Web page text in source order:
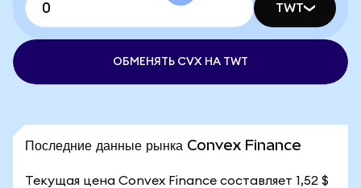
TWT
ОБМЕНЯТЬ CVX НА TWT
Последние данные рынка Convex Finance
Текущая цена Convex Finance составляет 1,52 $